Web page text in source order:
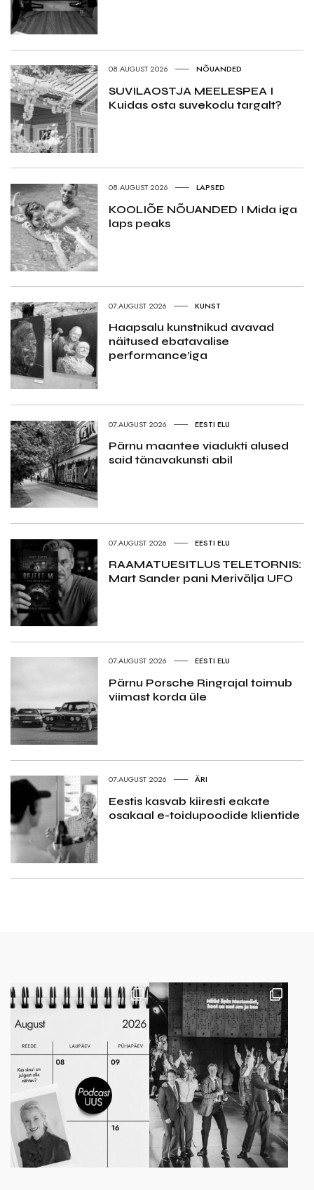
08.AUGUST 2026 NÕUANDED
SUVILAOSTJA MEELESPEA I
Kuidas osta suvekodu targalt?
08.AUGUST 2026 LAPSED
KOOLIÕE NÕUANDED I Mida iga
laps peaks
07.AUGUST 2026 KUNST
Haapsalu kunstnikud avavad
näitused ebatavalise
performance’iga
07.AUGUST 2026 EESTI ELU
Pärnu maantee viadukti alused
said tänavakunsti abil
07.AUGUST 2026 EESTI ELU
RAAMATUESITLUS TELETORNIS:
Mart Sander pani Merivälja UFO
07.AUGUST 2026 EESTI ELU
Pärnu Porsche Ringrajal toimub
viimast korda üle
07.AUGUST 2026 ÄRI
Eestis kasvab kiiresti eakate
osakaal e-toidupoodide klientide